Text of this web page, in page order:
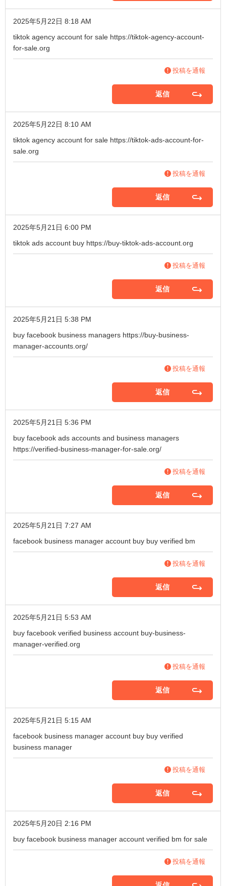
2025年5月22日 8:18 AM
tiktok agency account for sale https://tiktok-agency-account-
for-sale.org
投稿を通報
返信
2025年5月22日 8:10 AM
tiktok agency account for sale https://tiktok-ads-account-for-
sale.org
投稿を通報
返信
2025年5月21日 6:00 PM
tiktok ads account buy https://buy-tiktok-ads-account.org
投稿を通報
返信
2025年5月21日 5:38 PM
buy facebook business managers https://buy-business-
manager-accounts.org/
投稿を通報
返信
2025年5月21日 5:36 PM
buy facebook ads accounts and business managers
https://verified-business-manager-for-sale.org/
投稿を通報
返信
2025年5月21日 7:27 AM
facebook business manager account buy buy verified bm
投稿を通報
返信
2025年5月21日 5:53 AM
buy facebook verified business account buy-business-
manager-verified.org
投稿を通報
返信
2025年5月21日 5:15 AM
facebook business manager account buy buy verified
business manager
投稿を通報
返信
2025年5月20日 2:16 PM
buy facebook business manager account verified bm for sale
投稿を通報